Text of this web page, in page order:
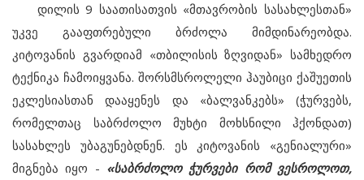
დილის 9 საათისათვის «მთავრობის სასახლესთან»
უკვე გააფთრებული ბრძოლა მიმდინარეობდა.
კიტოვანის გვარდიამ «თბილისის ზღვიდან» სამხედრო
ტექნიკა ჩამოიყვანა. შორსმსროლელი ჰაუბიცი ქაშუეთის
ეკლესიასთან დააყენეს და «ბალვანკებს» (ჭურვებს,
რომელთაც საბრძოლო მუხტი მოხსნილი ჰქონდათ)
სასახლეს უბაგუნებდნენ. ეს კიტოვანის «გენიალური»
მიგნება იყო - «საბრძოლო ჭურვები რომ ვესროლოთ,